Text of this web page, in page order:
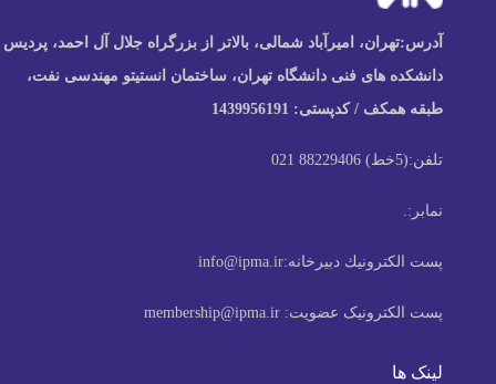
آدرس:تهران، امیرآباد شمالی، بالاتر از بزرگراه جلال آل احمد، پردیس
دانشکده های فنی دانشگاه تهران، ساختمان انستیتو مهندسی نفت،
طبقه همکف / کدپستی: 1439956191
تلفن:(5خط) 88229406 021
نمابر:.
پست الكترونيك دبیرخانه:info@ipma.ir
پست الکترونیک عضویت:membership@ipma.ir
لینک ها